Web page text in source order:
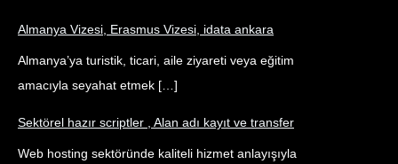
Almanya Vizesi, Erasmus Vizesi, idata ankara
Almanya’ya turistik, ticari, aile ziyareti veya eğitim
amacıyla seyahat etmek […]
Sektörel hazır scriptler , Alan adı kayıt ve transfer
Web hosting sektöründe kaliteli hizmet anlayışıyla